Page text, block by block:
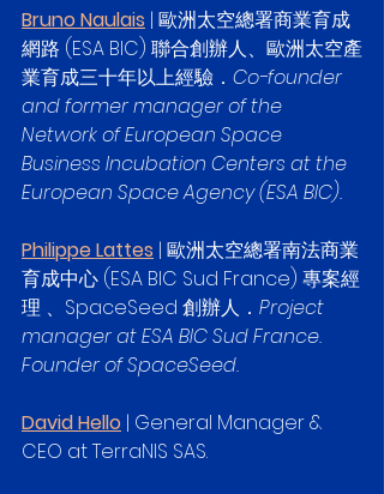
Bruno Naulais | 歐洲太空總署商業育成
網路 (ESA BIC) 聯合創辦人、歐洲太空產
業育成三十年以上經驗． Co-founder
and former manager of the
Network of European Space
Business Incubation Centers at the
European Space Agency (ESA BIC).
Philippe Lattes | 歐洲太空總署南法商業
育成中心 (ESA BIC Sud France) 專案經
理 、SpaceSeed 創辦人． Project
manager at ESA BIC Sud France.
Founder of SpaceSeed.
David Hello | General Manager &
CEO at TerraNIS SAS.